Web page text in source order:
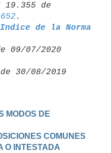
19.355 de
652
Indice de la Norma
09/07/2020
MODOS DE
COMUNES
O INTESTADA